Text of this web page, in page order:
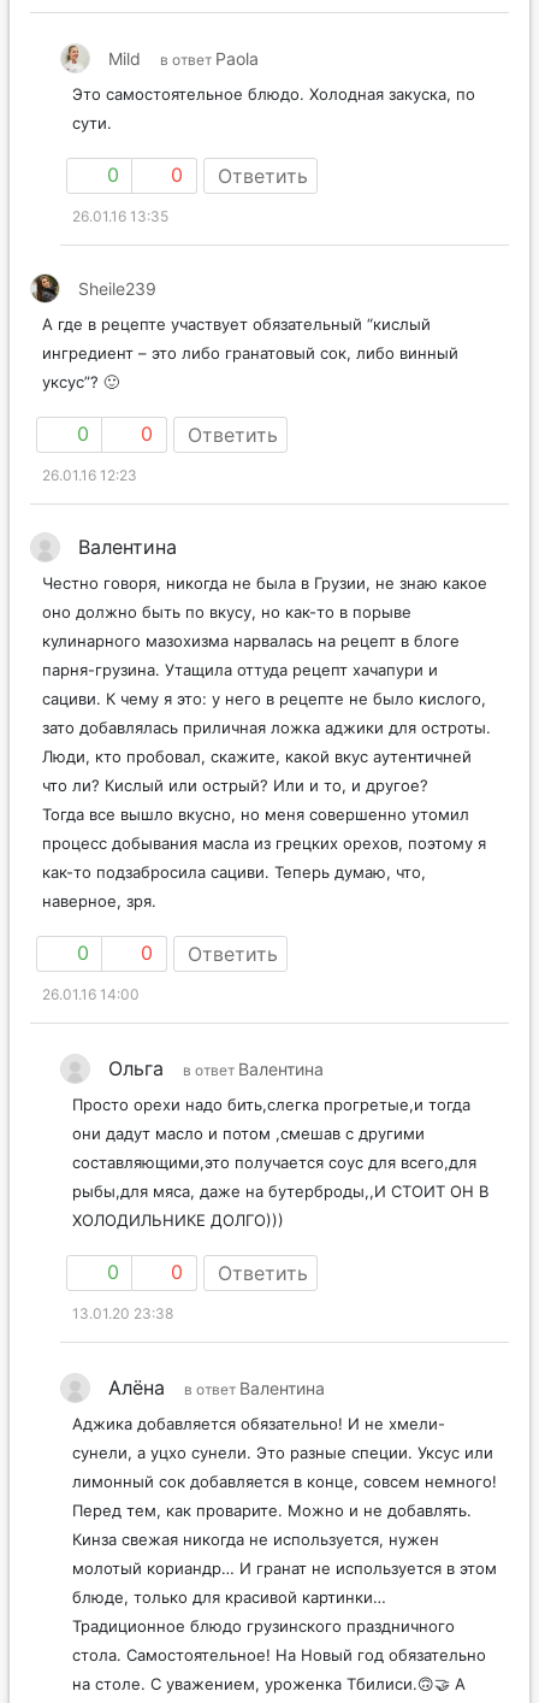
Mild в ответ Paola
Это самостоятельное блюдо. Холодная закуска, по
сути.
0 0 Ответить
26.01.16 13:35
Sheile239
А где в рецепте участвует обязательный “кислый
ингредиент – это либо гранатовый сок, либо винный
уксус”? 🙂
0 0 Ответить
26.01.16 12:23
Валентина
Честно говоря, никогда не была в Грузии, не знаю какое
оно должно быть по вкусу, но как-то в порыве
кулинарного мазохизма нарвалась на рецепт в блоге
парня-грузина. Утащила оттуда рецепт хачапури и
сациви. К чему я это: у него в рецепте не было кислого,
зато добавлялась приличная ложка аджики для остроты.
Люди, кто пробовал, скажите, какой вкус аутентичней
что ли? Кислый или острый? Или и то, и другое?
Тогда все вышло вкусно, но меня совершенно утомил
процесс добывания масла из грецких орехов, поэтому я
как-то подзабросила сациви. Теперь думаю, что,
наверное, зря.
0 0 Ответить
26.01.16 14:00
Ольга в ответ Валентина
Просто орехи надо бить,слегка прогретые,и тогда
они дадут масло и потом ,смешав с другими
составляющими,это получается соус для всего,для
рыбы,для мяса, даже на бутерброды,,И СТОИТ ОН В
ХОЛОДИЛЬНИКЕ ДОЛГО)))
0 0 Ответить
13.01.20 23:38
Алёна в ответ Валентина
Аджика добавляется обязательно! И не хмели-
сунели, а уцхо сунели. Это разные специи. Уксус или
лимонный сок добавляется в конце, совсем немного!
Перед тем, как проварите. Можно и не добавлять.
Кинза свежая никогда не используется, нужен
молотый кориандр… И гранат не используется в этом
блюде, только для красивой картинки…
Традиционное блюдо грузинского праздничного
стола. Самостоятельное! На Новый год обязательно
на столе. С уважением, уроженка Тбилиси.🙃🤝 А